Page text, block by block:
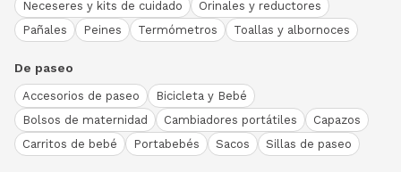
Neceseres y kits de cuidado
Orinales y reductores
Pañales
Peines Termómetros Toallas y albornoces
De paseo
Accesorios de paseo
Bicicleta y Bebé
Bolsos de maternidad
Cambiadores portátiles
Capazos
Carritos de bebé
Portabebés Sacos Sillas de paseo